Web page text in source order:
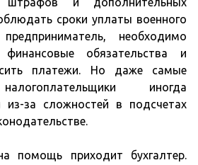
сроки уплаты военного
необходимо
обязательства и
платежи. Но даже самые
иногда
из-за сложностей в подсчетах
помощь приходит бухгалтер.